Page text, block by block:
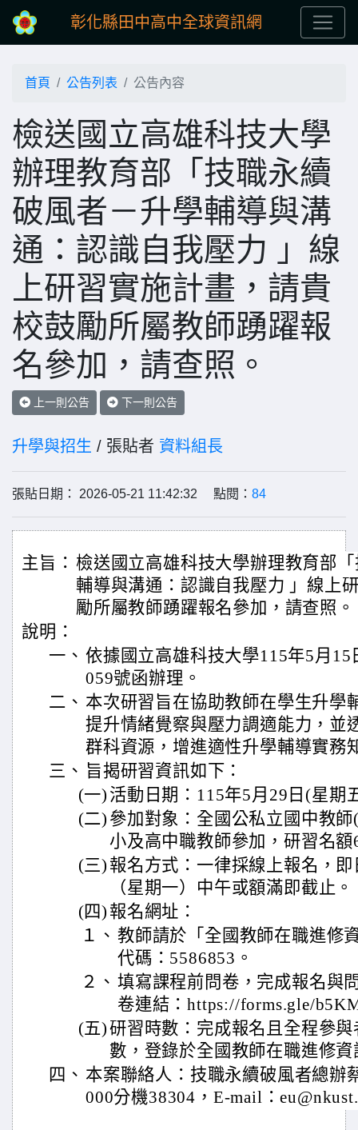
彰化縣田中高中全球資訊網
首頁 公告列表 公告內容
檢送國立高雄科技大學
辦理教育部「技職永續
破風者－升學輔導與溝
通：認識自我壓力 」線
上研習實施計畫，請貴
校鼓勵所屬教師踴躍報
名參加，請查照。
上一則公告 下一則公告
升學與招生 / 張貼者 資料組長
張貼日期： 2026-05-21 11:42:32 點閱： 84
主旨： 檢送國立高雄科技大學辦理教育部
輔導與溝通：認識自我壓力 」線上
勵所屬教師踴躍報名參加，請查照。
說明：
一、 依據國立高雄科技大學115年5月
059號函辦理。
二、 本次研習旨在協助教師在學生升學
提升情緒覺察與壓力調適能力，並
群科資源，增進適性升學輔導實務
三、 旨揭研習資訊如下：
(一) 活動日期：115年5月29日(星期
(二) 參加對象：全國公私立國中教
小及高中職教師參加，研習名額
(三) 報名方式：一律採線上報名，
（星期一）中午或額滿即截止。
(四) 報名網址：
１、 教師請於「全國教師在職進修
代碼：5586853。
２、 填寫課程前問卷，完成報名與
卷連結：https://forms.gle/
(五)研習時數：完成報名且全程參
數，登錄於全國教師在職進修資
四、 本案聯絡人：技職永續破風者總辦
000分機38304，E-mail：